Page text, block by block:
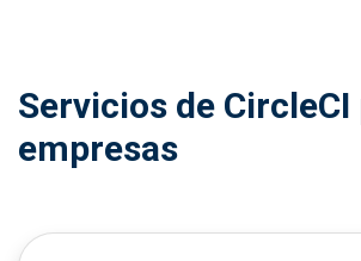
Servicios de CircleCI
empresas